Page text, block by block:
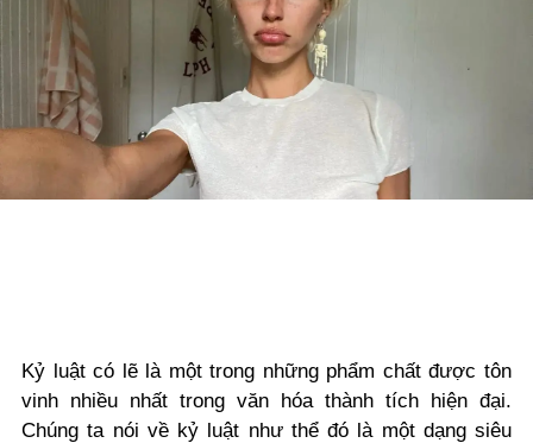
Kỷ luật có lẽ là một trong những phẩm chất được tôn
vinh nhiều nhất trong văn hóa thành tích hiện đại.
Chúng ta nói về kỷ luật như thể đó là một dạng siêu